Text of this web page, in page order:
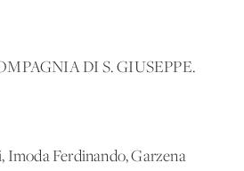
DI S. GIUSEPPE.
Ferdinando, Garzena